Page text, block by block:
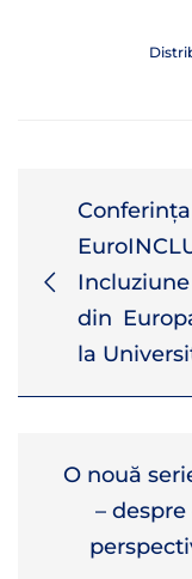
din
la
O nouă
–